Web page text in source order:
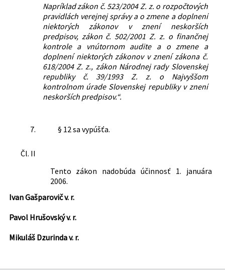
Napríklad zákon č. 523/2004 Z. z. o rozpočtových
pravidlách verejnej správy a o zmene a doplnení
niektorých zákonov v znení neskorších
predpisov, zákon č. 502/2001 Z. z. o finančnej
kontrole a vnútornom audite a o zmene a
doplnení niektorých zákonov v znení zákona č.
618/2004 Z. z., zákon Národnej rady Slovenskej
republiky č. 39/1993 Z. z. o Najvyššom
kontrolnom úrade Slovenskej republiky v znení
neskorších predpisov.“.
7. § 12 sa vypúšťa.
Čl. II
Tento zákon nadobúda účinnosť 1. januára
2006.
Ivan Gašparovič v. r.
Pavol Hrušovský v. r.
Mikuláš Dzurinda v. r.